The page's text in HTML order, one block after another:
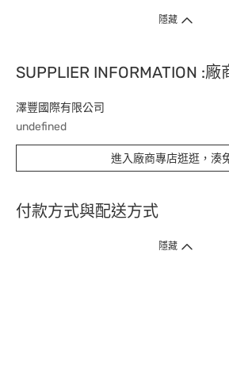
隱藏
SUPPLIER INFORMATION :
澤豐國際有限公司
undefined
進入廠商專店逛逛，湊
付款方式與配送方式
隱藏